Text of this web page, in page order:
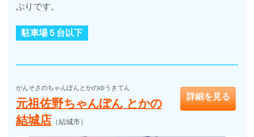
ぷりです。
駐車場５台以下
がんそさのちゃんぽんとかのゆうきてん
元祖佐野ちゃんぽん とかの
結城店 （結城市）
詳細を見る